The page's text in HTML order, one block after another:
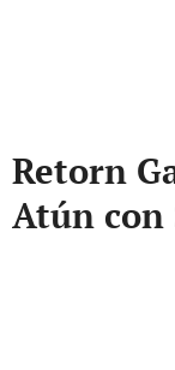
Retorn
Atún con